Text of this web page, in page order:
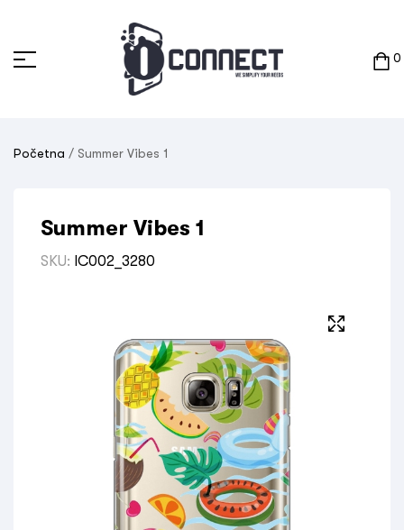
0
Početna / Summer Vibes 1
Summer Vibes 1
SKU: IC002_3280